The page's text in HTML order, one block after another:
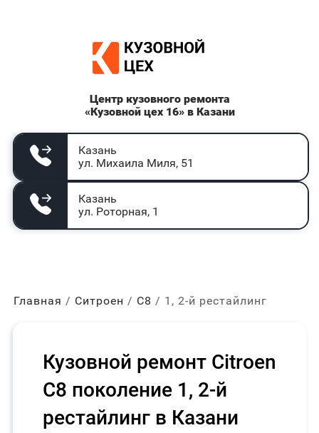
Центр кузовного ремонта
«Кузовной цех 16» в Казани
Казань
ул. Михаила Миля, 51
Казань
ул. Роторная, 1
Главная Ситроен С8 1, 2-й рестайлинг
Кузовной ремонт Citroen
C8 поколение 1, 2-й
рестайлинг в Казани